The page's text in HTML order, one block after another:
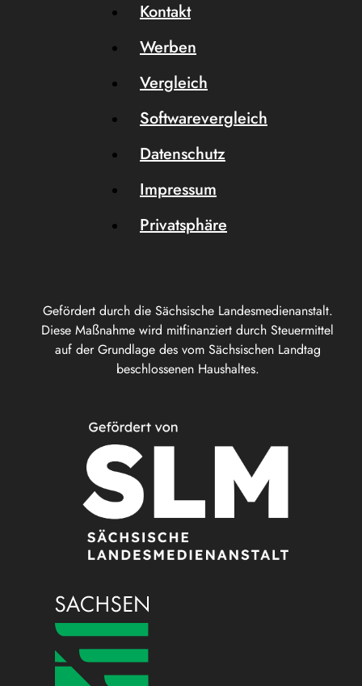
Gefördert durch die Sächsische Landesmedienanstalt.
Diese Maßnahme wird mitfinanziert durch Steuermittel
auf der Grundlage des vom Sächsischen Landtag
beschlossenen Haushaltes.
Kontakt
Werben
Vergleich
Softwarevergleich
Datenschutz
Impressum
Privatsphäre